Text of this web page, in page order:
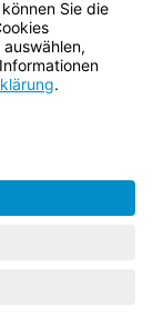
verpflichtet,
zu ergreifen,
besonderen
von den
gegenüber den